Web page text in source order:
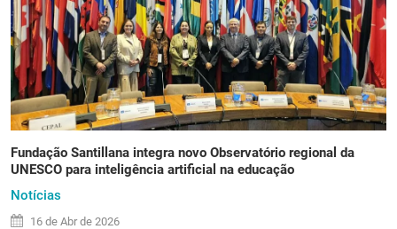
Fundação Santillana integra novo Observatório regional da
UNESCO para inteligência artificial na educação
Notícias
16 de Abr de 2026